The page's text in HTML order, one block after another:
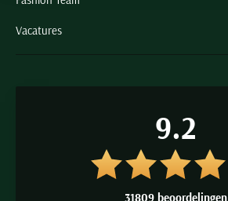
Vacatures
9.2
31809 beoordelingen